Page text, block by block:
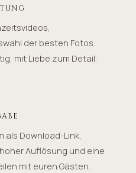
der besten Fotos.
mit Liebe zum Detail.
als Download-Link,
Auflösung und eine
mit euren Gästen.